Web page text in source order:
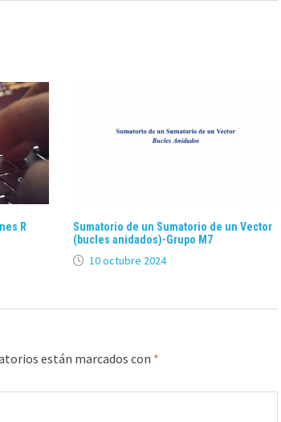
R
Sumatorio de un Sumatorio de un Vector
(bucles anidados)-Grupo M7
10 octubre 2024
están marcados con *